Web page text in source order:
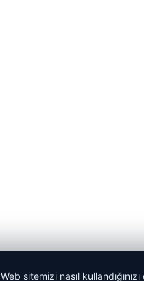
Web sitemizi nasıl